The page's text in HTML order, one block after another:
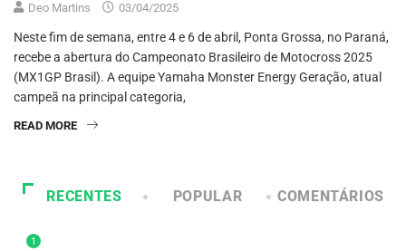
Deo Martins 03/04/2025
Neste fim de semana, entre 4 e 6 de abril, Ponta Grossa, no Paraná,
recebe a abertura do Campeonato Brasileiro de Motocross 2025
(MX1GP Brasil). A equipe Yamaha Monster Energy Geração, atual
campeã na principal categoria,
READ MORE
RECENTES POPULAR COMENTÁRIOS
1